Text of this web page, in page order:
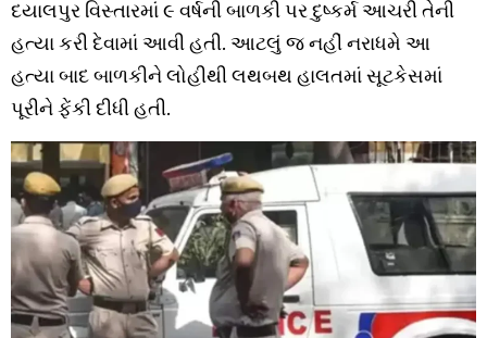
દયાલપુર વિસ્તારમાં ૯ વર્ષની બાળકી પર દુષ્કર્મ આચરી તેની
હત્યા કરી દેવામાં આવી હતી. આટલું જ નહીં નરાધમે આ
હત્યા બાદ બાળકીને લોહીથી લથબથ હાલતમાં સૂટકેસમાં
પૂરીને ફેંકી દીધી હતી.